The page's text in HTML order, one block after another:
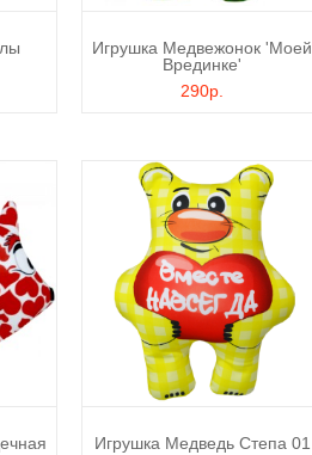
Игрушка Медвежонок 'Моей
Врединке'
290р.
Игрушка Медведь Степа 01